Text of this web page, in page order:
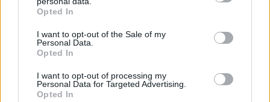
grant or deny consent to Google and its third-party tags to
use your data for below specified purposes in below Google
consent section.
Opted In
I want to opt-out of the Sale of my
Personal Data.
Opted In
I want to opt-out of processing my
Personal Data for Targeted Advertising.
Opted In
και μέσα στην πόλη, θα επισκεφτούν τα
καταστήματα, τις καφετέριες, τα εστιατόρια. Το
εμπορικό κέντρο κάθε χρόνο παρουσιάζει
Και καταλήγει: